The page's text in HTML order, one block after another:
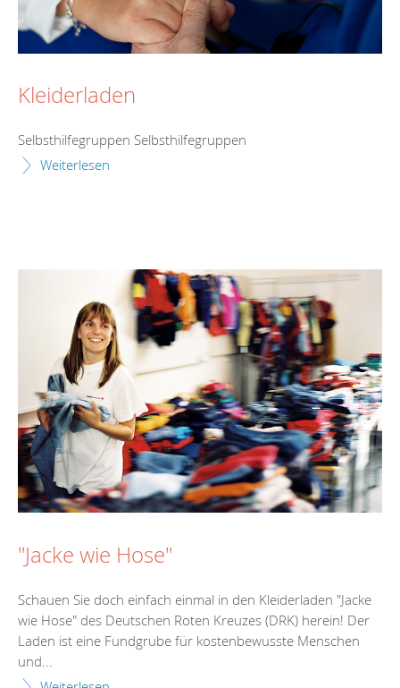
Kleiderladen
Selbsthilfegruppen Selbsthilfegruppen
Weiterlesen
"Jacke wie Hose"
Schauen Sie doch einfach einmal in den Kleiderladen "Jacke
wie Hose" des Deutschen Roten Kreuzes (DRK) herein! Der
Laden ist eine Fundgrube für kostenbewusste Menschen
und...